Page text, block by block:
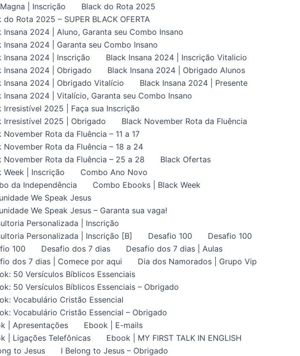
| Inscrição
Black do Rota 2025
do Rota 2025 – SUPER BLACK OFERTA
Insana 2024 | Aluno, Garanta seu Combo Insano
Insana 2024 | Garanta seu Combo Insano
Insana 2024 | Inscrição
Black Insana 2024 | Inscrição Vitalicio
Insana 2024 | Obrigado
Black Insana 2024 | Obrigado Alunos
Insana 2024 | Obrigado Vitalício
Black Insana 2024 | Presente
Insana 2024 | Vitalício, Garanta seu Combo Insano
Irresistível 2025 | Faça sua Inscrição
Irresistível 2025 | Obrigado
Black November Rota da Fluência
November Rota da Fluência – 11 a 17
November Rota da Fluência – 18 a 24
November Rota da Fluência – 25 a 28
Black Ofertas
Week | Inscrição
Combo Ano Novo
da Independência
Combo Ebooks | Black Week
We Speak Jesus
We Speak Jesus – Garanta sua vaga!
Personalizada | Inscrição
Personalizada | Inscrição [B]
Desafio 100
Desafio 100
100
Desafio dos 7 dias
Desafio dos 7 dias | Aulas
dos 7 dias | Comece por aqui
Dia dos Namorados | Grupo Vip
50 Versículos Bíblicos Essenciais
50 Versículos Bíblicos Essenciais – Obrigado
Vocabulário Cristão Essencial
Vocabulário Cristão Essencial – Obrigado
| Apresentações
Ebook | E-mails
| Ligações Telefônicas
Ebook | MY FIRST TALK IN ENGLISH
to Jesus
I Belong to Jesus – Obrigado